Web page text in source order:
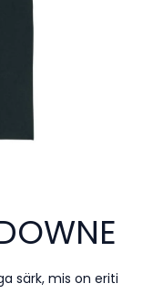
särk, mis on eriti